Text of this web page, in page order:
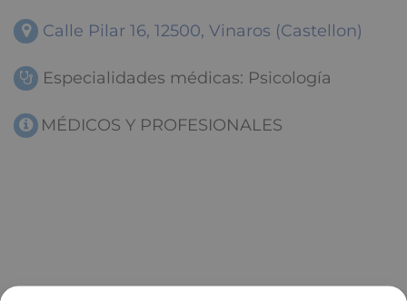
Calle Pilar 16, 12500, Vinaros (Castellon)
Especialidades médicas: Psicología
MÉDICOS Y PROFESIONALES